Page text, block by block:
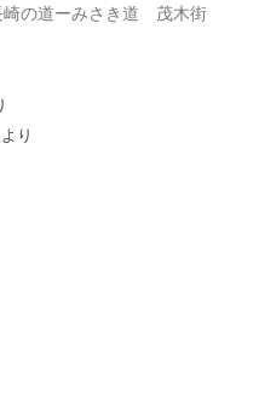
の道ーみさき道 茂木街
より